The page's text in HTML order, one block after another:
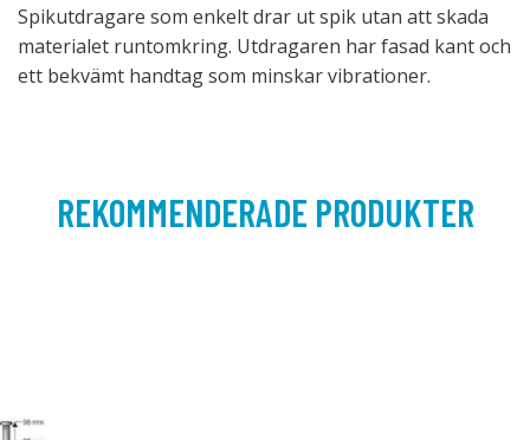
Spikutdragare som enkelt drar ut spik utan att skada
materialet runtomkring. Utdragaren har fasad kant och
ett bekvämt handtag som minskar vibrationer.
REKOMMENDERADE PRODUKTER